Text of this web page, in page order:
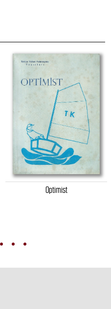
Maritime English For Marine